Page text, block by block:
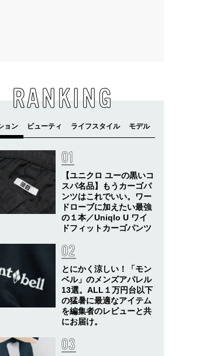
RANKING
【ユニクロ ユーの黒いコ
スパ名品】もうカーゴパ
ンツはこれでいい。ワー
ドローブに加えたい最強
の１本／Uniqlo U ワイ
ドフィットカーゴパンツ
とにかく涼しい！「モン
ベル」のメンズアパレル
13選。ALL１万円台以下
の猛暑に最適なアイテム
を編集者のレビューと共
にお届け。